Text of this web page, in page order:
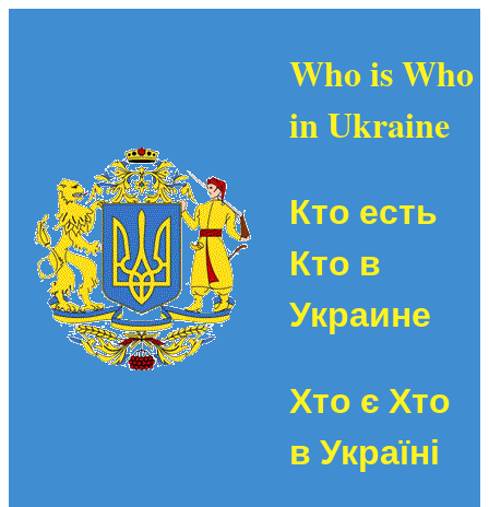
Who is Who
in Ukraine
Кто есть
Кто в
Украине
Хто є Хто
в Україні